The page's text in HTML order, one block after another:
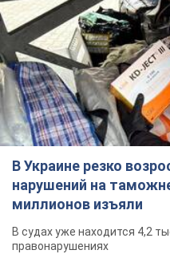
В Украине резко
нарушений на
миллионов изъяли
В судах уже находится 4,2
правонарушениях